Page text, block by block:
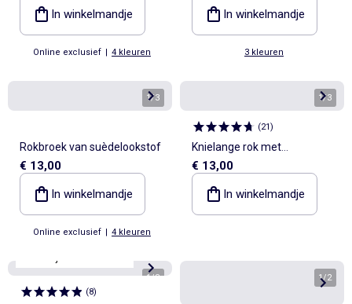
In winkelmandje
Online exclusief | 4 kleuren
In winkelmandje
3 kleuren
1/3
Rokbroek van suèdelookstof
€ 13,00
In winkelmandje
Online exclusief | 4 kleuren
1/3
(21)
Knielange rok met
borduursels
€ 13,00
In winkelmandje
1/8
(8)
1/2